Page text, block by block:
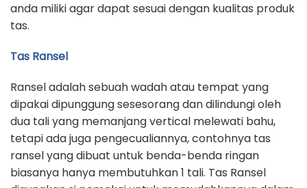
anda miliki agar dapat sesuai dengan kualitas produk
tas.
Tas Ransel
Ransel adalah sebuah wadah atau tempat yang
dipakai dipunggung sesesorang dan dilindungi oleh
dua tali yang memanjang vertical melewati bahu,
tetapi ada juga pengecualiannya, contohnya tas
ransel yang dibuat untuk benda-benda ringan
biasanya hanya membutuhkan 1 tali. Tas Ransel